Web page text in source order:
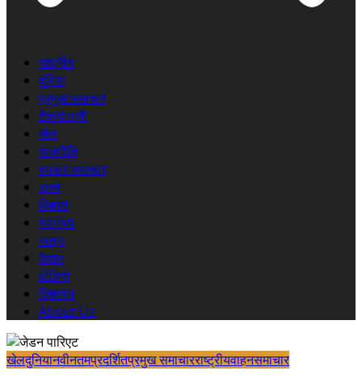
राष्ट्रीय
दुनिया
प्रमुख समाचार
टैकनोलजी
खेल
राजनीति
व्यापार समाचार
राज्य
विज्ञान
स्वास्थ्य
यात्रा
फैशन
वीडियो
विज्ञापन
About Us
खेलदुनियानवीनतमप्रदर्शितप्रमुख समाचारराष्ट्रीयवाहनसमाचार